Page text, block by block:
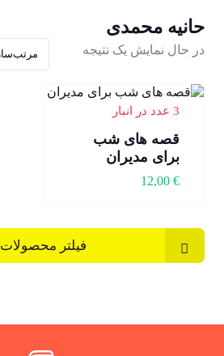
حانیه محمدی
در حال نمایش یک نتیجه
3 عدد در انبار
قصه های شب
برای مدیران
12,00 €
فیلتر محصولات